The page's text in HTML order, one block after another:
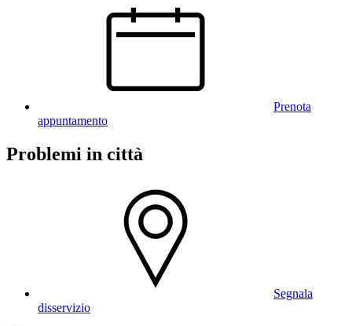
Prenota
appuntamento
Problemi in città
Segnala
disservizio